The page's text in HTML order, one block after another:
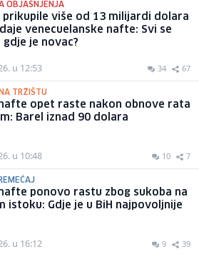
OBJAŠNJENJA
prikupile više od 13 milijardi dolara
venecuelanske nafte: Svi se
gdje je novac?
u 12:53 34 67
TRŽIŠTU
opet raste nakon obnove rata
Barel iznad 90 dolara
u 10:48 10 7
ponovo rastu zbog sukoba na
istoku: Gdje je u BiH najpovoljnije
u 16:12 9 39